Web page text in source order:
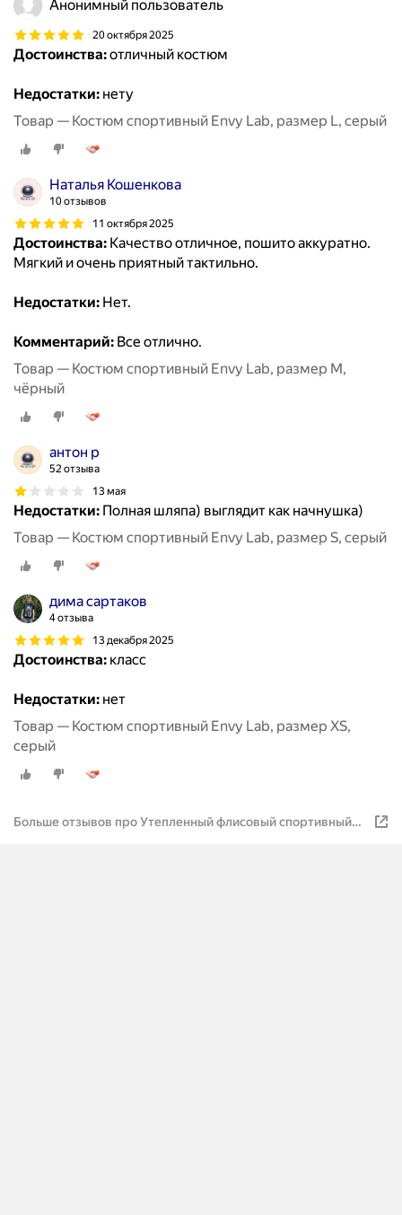
Анонимный пользователь
20 октября 2025
Достоинства:отличный костюм
Недостатки: нету
Товар — Костюм спортивный Envy Lab, размер L, серый
Наталья Кошенкова
10 отзывов
11 октября 2025
Достоинства: Качество отличное, пошито аккуратно.
Мягкий и очень приятный тактильно.
Недостатки: Нет.
Комментарий: Все отлично.
Товар — Костюм спортивный Envy Lab, размер M,
чёрный
антон р
52 отзыва
13 мая
Недостатки: Полная шляпа) выглядит как начнушка)
Товар — Костюм спортивный Envy Lab, размер S, серый
дима сартаков
4 отзыва
13 декабря 2025
Достоинства: класс
Недостатки: нет
Товар — Костюм спортивный Envy Lab, размер XS,
серый
Больше отзывов про Утепленный флисовый спортивный